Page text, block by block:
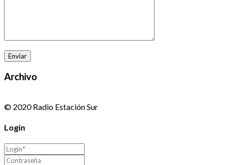
Archivo
© 2020 Radio Estación Sur
Login